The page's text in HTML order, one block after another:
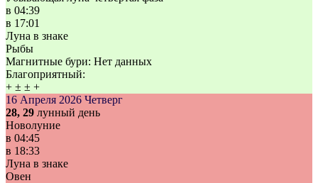
в 04:39
в 17:01
Луна в знаке
Рыбы
Магнитные бури: Нет данных
Благоприятный:
+ ± ± +
16 Апреля 2026 Четверг
28, 29 лунный день
Новолуние
в 04:45
в 18:33
Луна в знаке
Овен